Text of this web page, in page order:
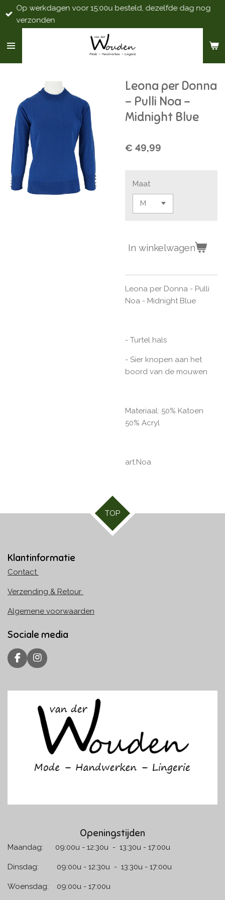
Ga
direct
de
Op werkdagen voor 15:00u besteld, dezelfde dag nog
verzonden
Leona per Donna
- Pulli Noa -
Midnight Blue
€ 49,99
Maat
In winkelwagen
Leona per Donna - Pulli
Noa - Midnight Blue
- Turtel hals
- Sier knopen aan het
boord van de mouwen
Materiaal: 50% Katoen
50% Acryl
art.Noa
TOP
Klantinformatie
Contact
Verzending & Retour
Algemene voorwaarden
Sociale media
F
a
e
I
n
t
g
r
a
m
Openingstijden
Maandag: 09:00u - 12:30u - 13:30u - 17:00u
Dinsdag: 09:00u - 12:30u - 13:30u - 17:00u
Woensdag: 09:00u - 17:00u